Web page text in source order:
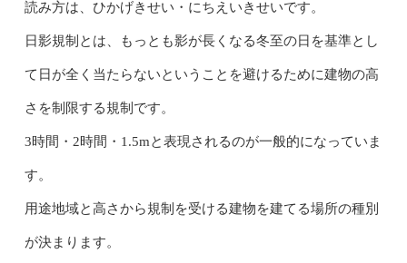
読み方は、ひかげきせい・にちえいきせいです。
日影規制とは、もっとも影が長くなる冬至の日を基準とし
て日が全く当たらないということを避けるために建物の高
さを制限する規制です。
3時間・2時間・1.5mと表現されるのが一般的になっていま
す。
用途地域と高さから規制を受ける建物を建てる場所の種別
が決まります。